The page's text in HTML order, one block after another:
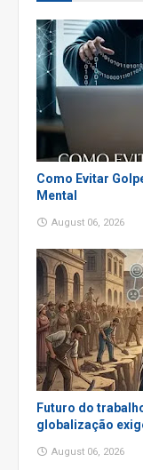
Como Evitar
Mental
August 06, 2026
Futuro do
globalização
August 06, 2026